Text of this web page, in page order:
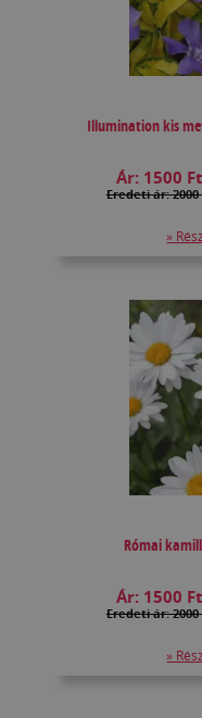
Illumination kis
Ár: 1500 Ft
Eredeti ár: 2000
»
Római
Ár: 1500 Ft
Eredeti ár: 2000
»